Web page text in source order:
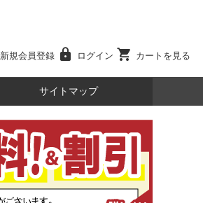
新規会員登録 lock ログイン shopping_cart カートを見る
サイトマップ